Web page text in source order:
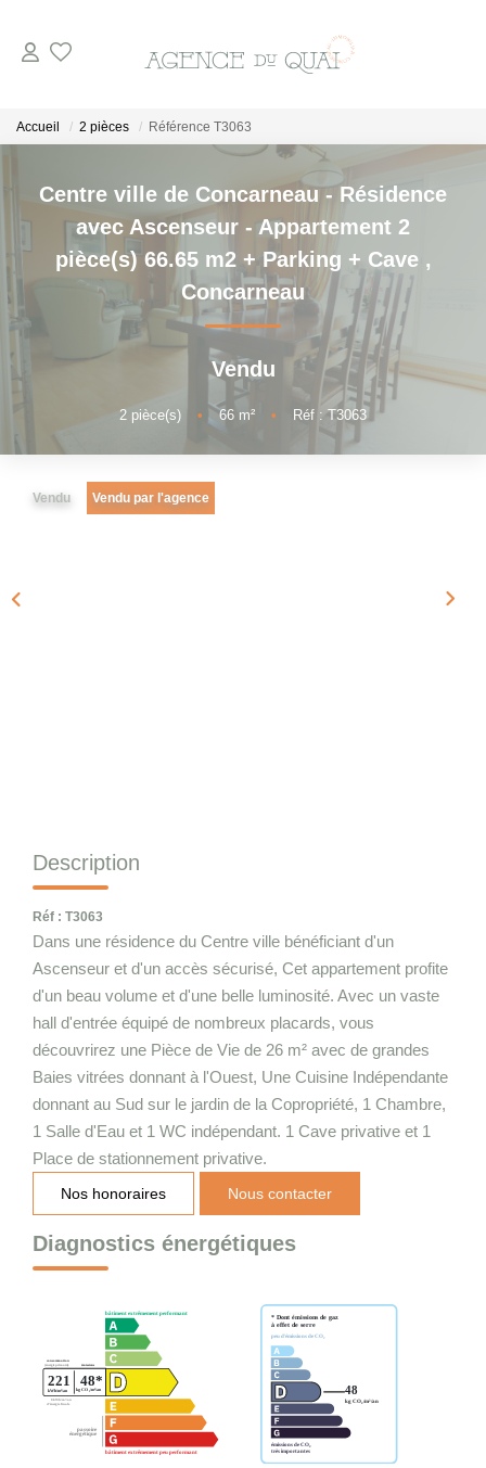
A La Vente
En Viager
A La Location
VENDRE
ESTIMER
Qui Sommes-Nous
Accueil 2 pièces Référence T3063
Centre ville de Concarneau - Résidence
avec Ascenseur - Appartement 2
pièce(s) 66.65 m2 + Parking + Cave ,
Concarneau
Vendu
2 pièce(s) • 66 m² • Réf : T3063
Vendu Vendu par l'agence
Description
Réf : T3063
Dans une résidence du Centre ville bénéficiant d'un
Ascenseur et d'un accès sécurisé, Cet appartement profite
d'un beau volume et d'une belle luminosité. Avec un vaste
hall d'entrée équipé de nombreux placards, vous
découvrirez une Pièce de Vie de 26 m² avec de grandes
Baies vitrées donnant à l'Ouest, Une Cuisine Indépendante
donnant au Sud sur le jardin de la Copropriété, 1 Chambre,
1 Salle d'Eau et 1 WC indépendant. 1 Cave privative et 1
Place de stationnement privative.
Nos honoraires Nous contacter
Diagnostics énergétiques